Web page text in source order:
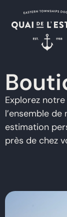
Explorez
l’ensemble
estimation
près de chez